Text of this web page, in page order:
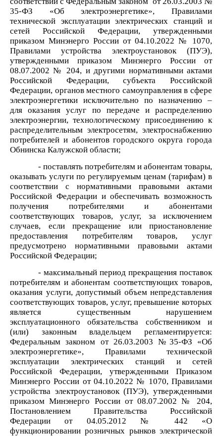
35-ФЗ «Об электроэнергетике», Правилами
технической эксплуатации электрических станций и
сетей Российской Федерации, утвержденными
приказом Минэнерго России от 04.10.2022 № 1070,
Правилами устройства электроустановок (ПУЭ),
утвержденными приказом Минэнерго России от
08.07.2002 № 204, и другими нормативными актами
Российской Федерации, субъекта Российской
Федерации, органов местного самоуправления в сфере
электроэнергетики исключительно по назначению –
для оказания услуг по передаче и распределению
электроэнергии, технологическому присоединению к
распределительным электросетям, электроснабжению
потребителей и абонентов городского округа города
Обнинска Калужской области;
- поставлять потребителям и абонентам товары,
оказывать услуги по регулируемым ценам (тарифам) в
соответствии с нормативными правовыми актами
Российской Федерации и обеспечивать возможность
получения потребителями и абонентами
соответствующих товаров, услуг, за исключением
случаев, если прекращение или приостановление
предоставления потребителям товаров, услуг
предусмотрено нормативными правовыми актами
Российской Федерации;
- максимальный период прекращения поставок
потребителям и абонентам соответствующих товаров,
оказания услуги, допустимый объем непредставления
соответствующих товаров, услуг, превышение которых
является существенным нарушением
эксплуатационного обязательства собственником и
(или) законным владельцем регламентируется:
Федеральным законом от 26.03.2003 №35-ФЗ «Об
электроэнергетике», Правилами технической
эксплуатации электрических станций и сетей
Российской Федерации, утвержденными Приказом
Минэнерго России от 04.10.2022 № 1070, Правилами
устройства электроустановок (ПУЭ), утвержденными
приказом Минэнерго России от 08.07.2002 № 204,
Постановлением Правительства Российской
Федерации от 04.05.2012 № 442 «О
функционировании розничных рынков электрической